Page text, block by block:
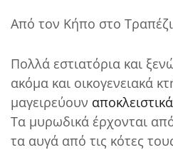
Από τον Κήπο στο Τραπέζι
Πολλά εστιατόρια και
ακόμα και οικογενειακά
μαγειρεύουν
Τα μυρωδικά έρχονται
τα αυγά από τις κότες